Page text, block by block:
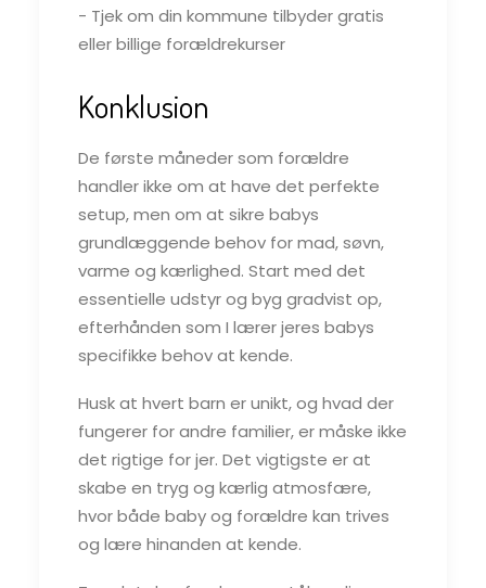
- Tjek om din kommune tilbyder gratis
eller billige forældrekurser
Konklusion
De første måneder som forældre
handler ikke om at have det perfekte
setup, men om at sikre babys
grundlæggende behov for mad, søvn,
varme og kærlighed. Start med det
essentielle udstyr og byg gradvist op,
efterhånden som I lærer jeres babys
specifikke behov at kende.
Husk at hvert barn er unikt, og hvad der
fungerer for andre familier, er måske ikke
det rigtige for jer. Det vigtigste er at
skabe en tryg og kærlig atmosfære,
hvor både baby og forældre kan trives
og lære hinanden at kende.